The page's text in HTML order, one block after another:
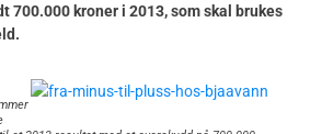
700.000 kroner i 2013, som skal brukes